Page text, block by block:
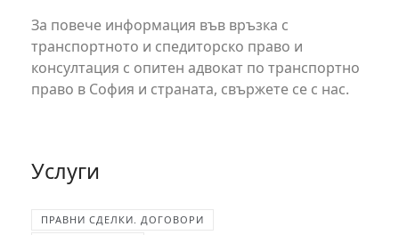
За повече информация във връзка с
транспортното и спедиторско право и
консултация с опитен адвокат по транспортно
право в София и страната, свържете се с нас.
Услуги
ПРАВНИ СДЕЛКИ. ДОГОВОРИ